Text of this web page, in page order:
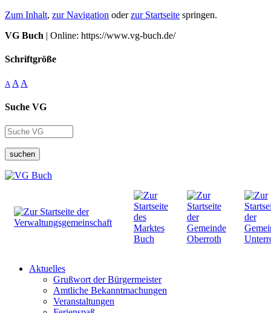
Zum Inhalt, zur Navigation oderzur Startseite springen.
VG Buch | Online: https://www.vg-buch.de/
Schriftgröße
A A A
Suche VG
suchen
Aktuelles
Grußwort der Bürgermeister
Amtliche Bekanntmachungen
Veranstaltungen